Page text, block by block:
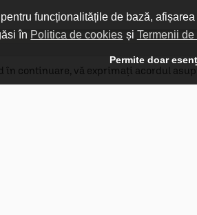
funcționalitățile de bază,
în Politica de cookies și Termenii
Permite doar
 Livrare gratuită
în continuare, vă exprimați acordul